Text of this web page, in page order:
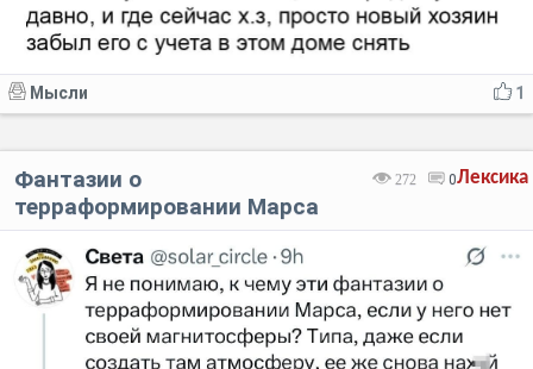
1
Мысли
Лексика
272 0
Фантазии о
терраформировании Марса